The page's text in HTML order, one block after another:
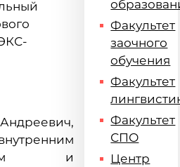
и
Факультет
заочного
обучения
Факультет
Факультет
СПО
Центр